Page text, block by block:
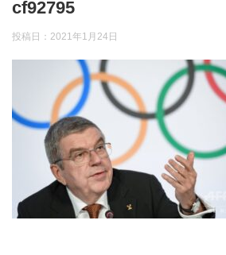
cf92795
投稿日： 2021年1月24日